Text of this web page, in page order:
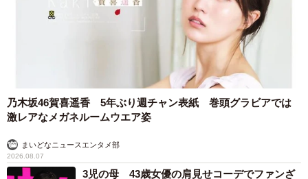
乃木坂46賀喜遥香 5年ぶり週チャン表紙 巻頭グラビアでは
激レアなメガネルームウエア姿
まいどなニュースエンタメ部
2026.08.07
3児の母 43歳女優の肩見せコーデでファンざ